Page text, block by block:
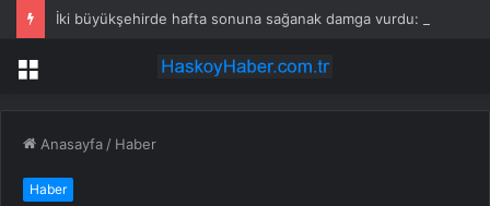
Menü
Anasayfa / Haber
Haber